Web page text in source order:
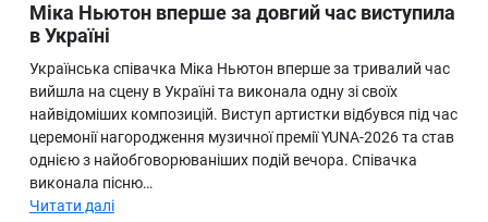
Ukraine
Про нас
Міка Ньютон вперше за довгий час виступила
в Україні
Українська співачка Міка Ньютон вперше за тривалий час
вийшла на сцену в Україні та виконала одну зі своїх
найвідоміших композицій. Виступ артистки відбувся під час
церемонії нагородження музичної премії YUNA-2026 та став
однією з найобговорюваніших подій вечора. Співачка
виконала пісню…
Читати далі